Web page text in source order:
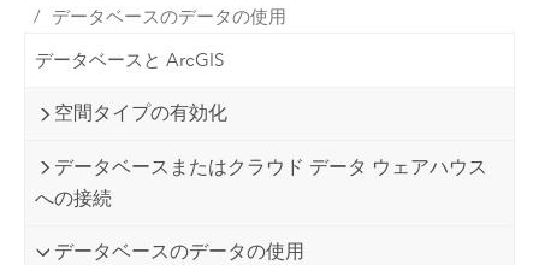
データベースのデータの使用
データベースと ArcGIS
空間タイプの有効化
データベースまたはクラウド データ ウェアハウス
への接続
データベースのデータの使用